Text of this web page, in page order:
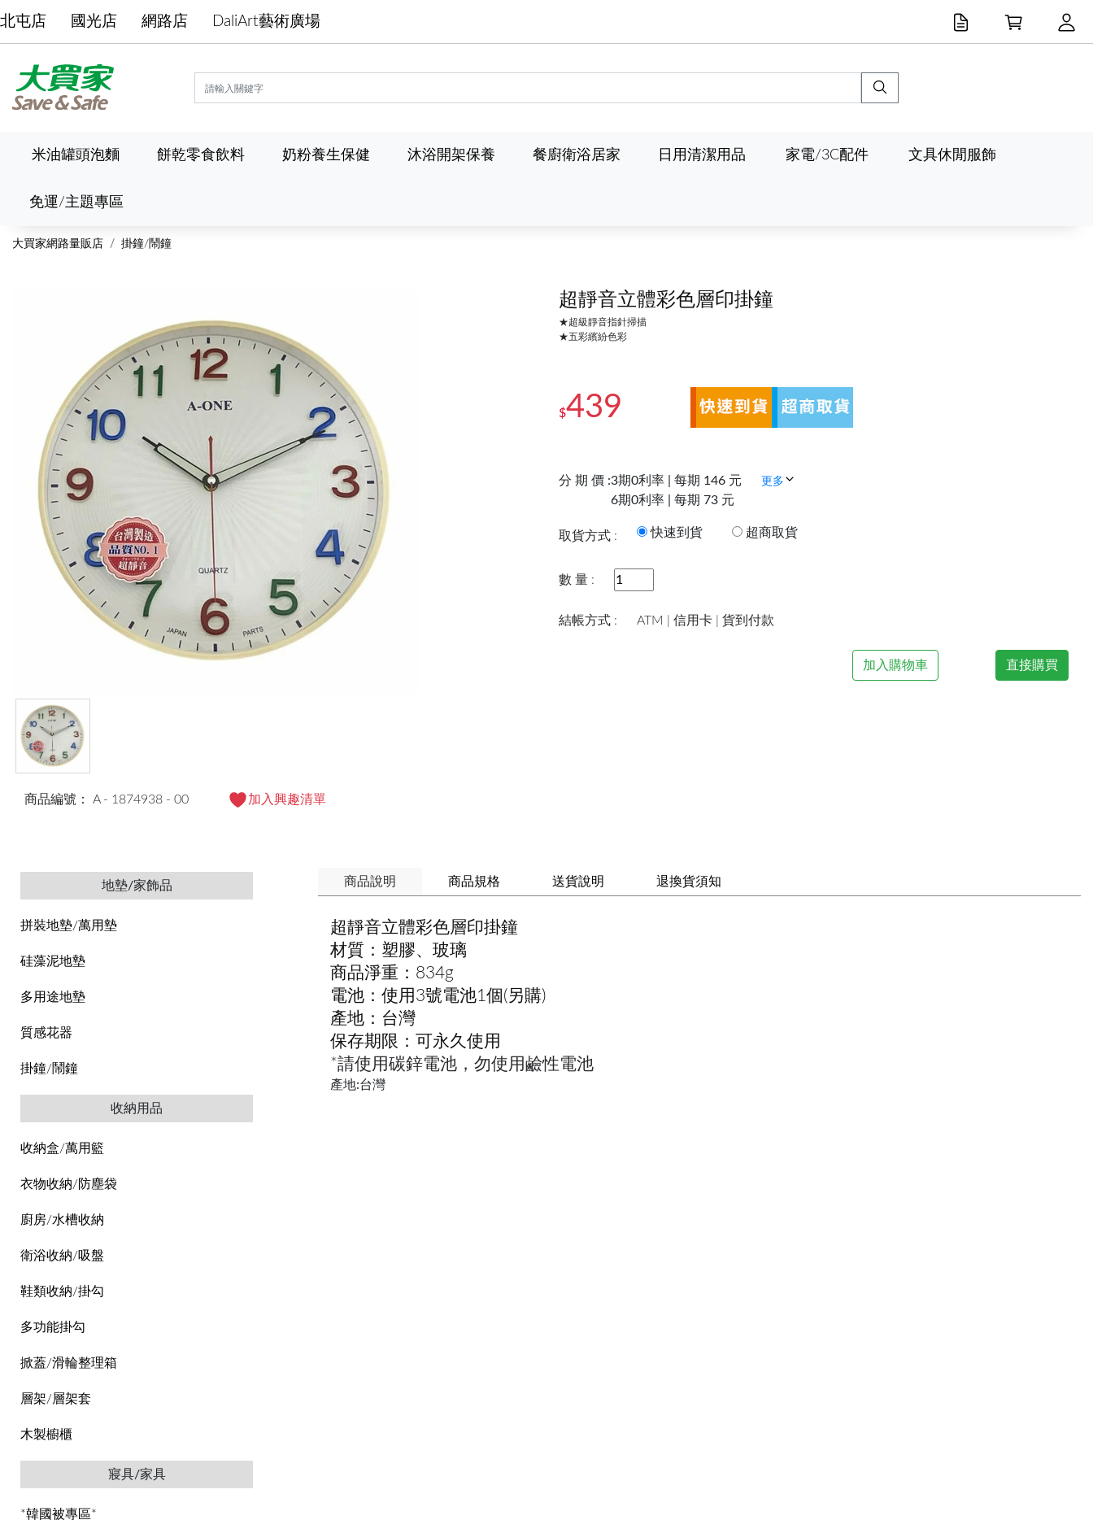
北屯店 國光店 網路店 DaliArt藝術廣場
米油罐頭泡麵 餅乾零食飲料 奶粉養生保健 沐浴開架保養 餐廚衛浴居家 日用清潔用品 家電/3C配件 文具休閒服飾
免運/主題專區
大買家網路量販店 掛鐘/鬧鐘
商品編號： A - 1874938 - 00 加入興趣清單
超靜音立體彩色層印掛鐘
★超級靜音指針掃描
★五彩繽紛色彩
$439
分 期 價 :3期0利率 | 每期 146 元
6期0利率 | 每期 73 元
更多
取貨方式 : 快速到貨 超商取貨
數 量 :
結帳方式 : ATM | 信用卡 | 貨到付款
加入購物車 直接購買
地墊/家飾品
拼裝地墊/萬用墊
硅藻泥地墊
多用途地墊
質感花器
掛鐘/鬧鐘
收納用品
收納盒/萬用籃
衣物收納/防塵袋
廚房/水槽收納
衛浴收納/吸盤
鞋類收納/掛勾
多功能掛勾
掀蓋/滑輪整理箱
層架/層架套
木製櫥櫃
寢具/家具
*韓國被專區*
商品說明 商品規格 送貨說明 退換貨須知
超靜音立體彩色層印掛鐘
材質：塑膠、玻璃
商品淨重：834g
電池：使用3號電池1個(另購)
產地：台灣
保存期限：可永久使用
*請使用碳鋅電池，勿使用鹼性電池
產地:台灣